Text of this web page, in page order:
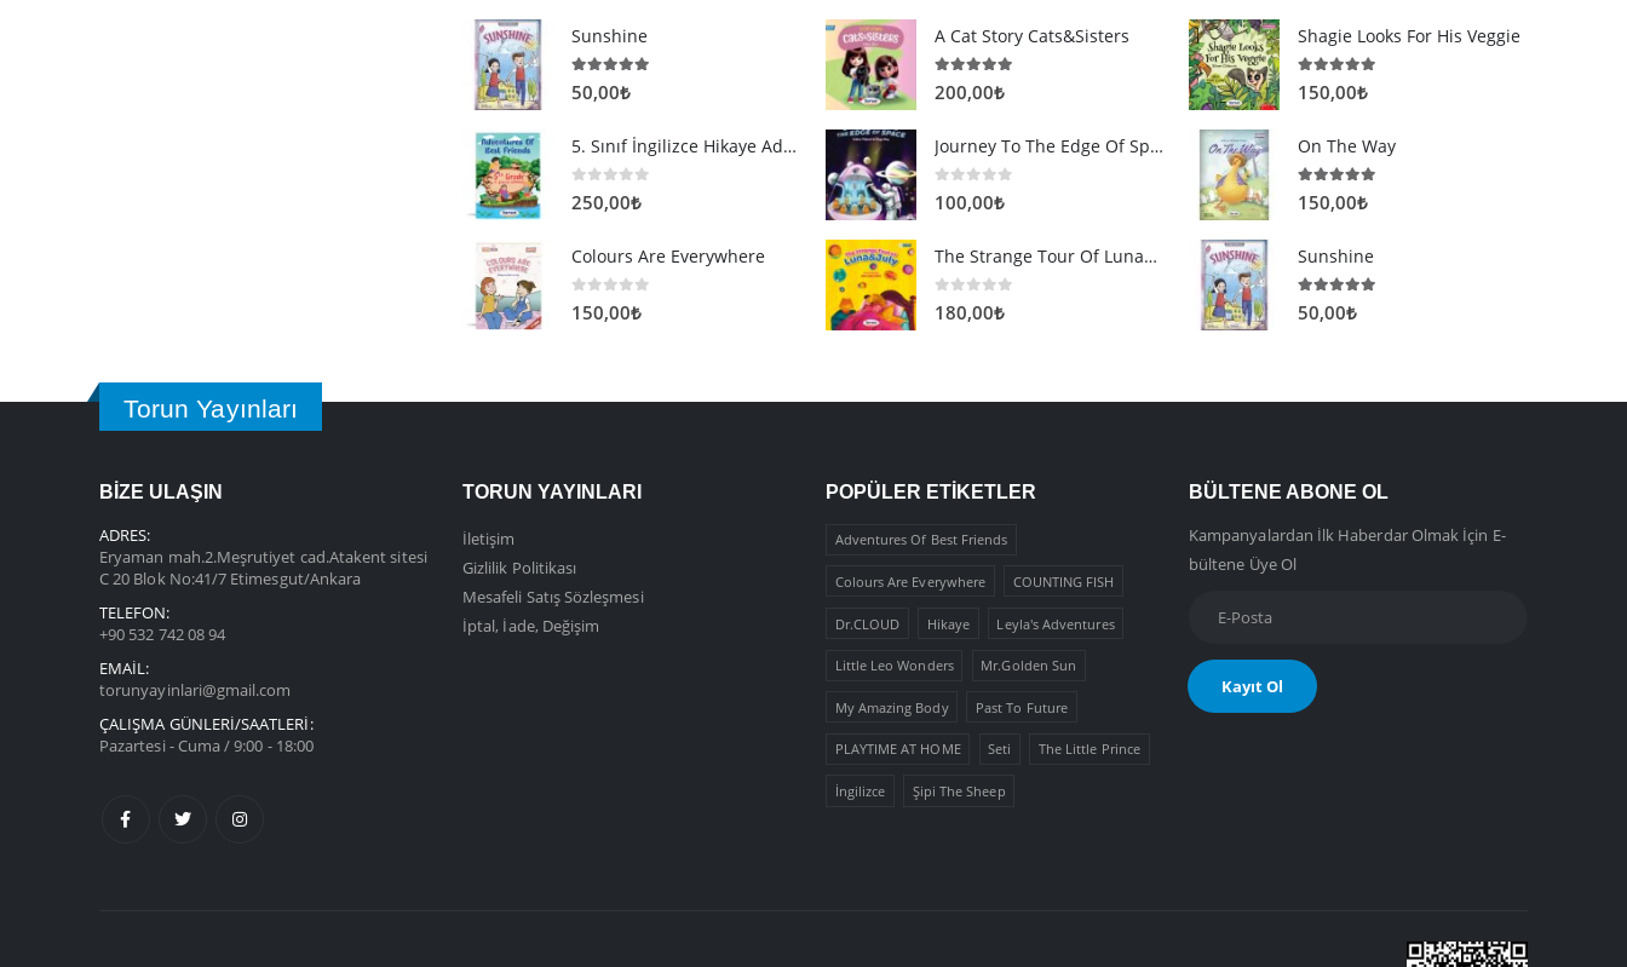
Sunshine
5.005 üzerinden
50,00₺
5. Sınıf İngilizce Hikaye Adventures Of Best Friends
0 5 üzerinden
250,00₺
Colours Are Everywhere
0 5 üzerinden
150,00₺
A Cat Story Cats&Sisters
5.00 5 üzerinden
200,00₺
Journey To The Edge Of Space
0 5 üzerinden
100,00₺
The Strange Tour Of Luna&July
0 5 üzerinden
180,00₺
Shagie Looks For His Veggie
5.00 5 üzerinden
150,00₺
On The Way
5.00 5 üzerinden
150,00₺
Sunshine
5.005 üzerinden
50,00₺
Torun Yayınları
BİZE ULAŞIN
ADRES:
Eryaman mah.2.Meşrutiyet cad.Atakent sitesi
C 20 Blok No:41/7 Etimesgut/Ankara
TELEFON:
+90 532 742 08 94
EMAIL:
torunyayinlari@gmail.com
ÇALIŞMA GÜNLERİ/SAATLERİ:
Pazartesi - Cuma / 9:00 - 18:00
TORUN YAYINLARI
İletişim
Gizlilik Politikası
Mesafeli Satış Sözleşmesi
İptal, İade, Değişim
POPÜLER ETIKETLER
Adventures Of Best Friends
Colours Are Everywhere COUNTING FISH
Dr.CLOUD Hikaye Leyla's Adventures
Little Leo Wonders Mr.Golden Sun
My Amazing Body Past To Future
PLAYTIME AT HOME Seti The Little Prince
İngilizce Şipi The Sheep
BÜLTENE ABONE OL
Kampanyalardan İlk Haberdar Olmak İçin E-
bültene Üye Ol